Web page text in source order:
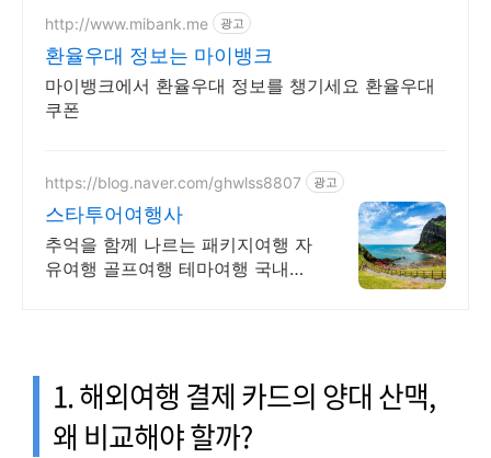
5.3. 가장 이상적인 방법: 두 카드 모두 발급(크
로스백업)
'생활정보' 카테고리의 다른 글
http://www.mibank.me 광고
환율우대 정보는 마이뱅크
마이뱅크에서 환율우대 정보를 챙기세요 환율우대
쿠폰
https://blog.naver.com/ghwlss8807 광고
스타투어여행사
추억을 함께 나르는 패키지여행 자
유여행 골프여행 테마여행 국내여
1. 해외여행 결제 카드의 양대 산맥,
왜 비교해야 할까?